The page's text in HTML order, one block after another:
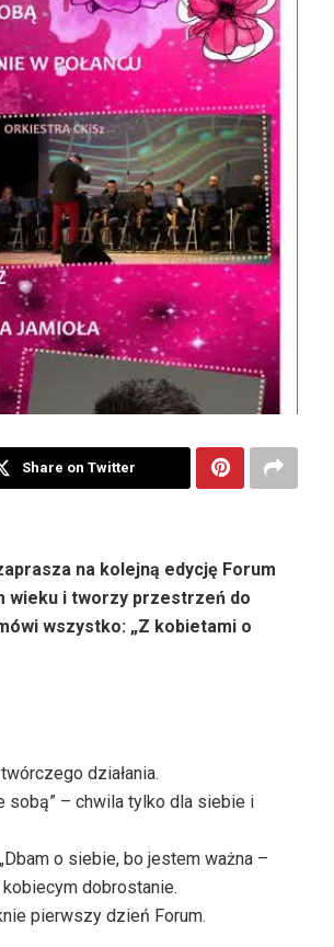
Share on Twitter
na kolejną edycję Forum
wieku i tworzy przestrzeń do
wszystko: „Z kobietami o
działania.
sobą” – chwila tylko dla siebie i
o siebie, bo jestem ważna –
dobrostanie.
pierwszy dzień Forum.